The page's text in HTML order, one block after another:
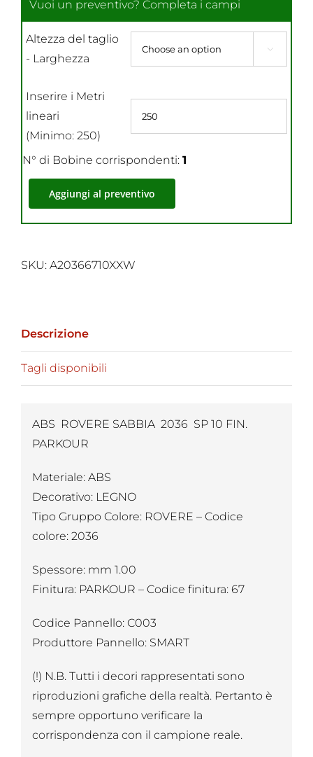
Altezza del taglio
- Larghezza

Inserire i Metri
lineari
(Minimo: 250)
N° di Bobine corrispondenti: 1
Aggiungi al preventivo
SKU: A20366710XXW
Descrizione
Tagli disponibili
ABS ROVERE SABBIA 2036 SP 10 FIN.
PARKOUR
Materiale: ABS
Decorativo: LEGNO
Tipo Gruppo Colore: ROVERE – Codice
colore: 2036
Spessore: mm 1.00
Finitura: PARKOUR – Codice finitura: 67
Codice Pannello: C003
Produttore Pannello: SMART
(!) N.B. Tutti i decori rappresentati sono
riproduzioni grafiche della realtà. Pertanto è
sempre opportuno verificare la
corrispondenza con il campione reale.